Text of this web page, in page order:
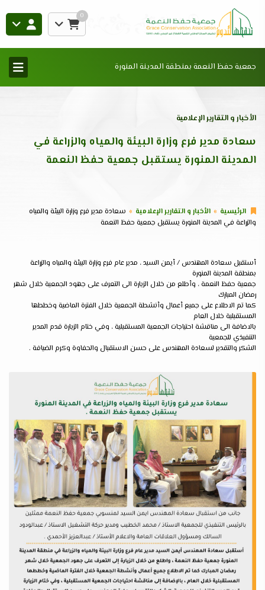
0
جمعية حفظ النعمة بمنطقة المدينة المنورة
الأخبار و التقارير الإعلامية
سعادة مدير فرع وزارة البيئة والمياه والزراعة في
المدينة المنورة يستقبل جمعية حفظ النعمة
الرئيسية الأخبار و التقارير الإعلامية
سعادة مدير فرع وزارة البيئة والمياه
والزراعة في المدينة المنورة يستقبل جمعية حفظ النعمة
أستقبل سعادة المهندس / أيمن السيد ، مدير عام فرع وزارة البيئة والمياه والزراعة
بمنطقة المدينة المنورة
جمعية حفظ النعمة ، وأطلع من خلال الزيارة الى التعرف على جهود الجمعية خلال شهر
رمضان المبارك
كما تم الاطلاع على جميع أعمال وأنشطة الجمعية خلال الفترة الماضية وخططها
المستقبلية خلال العام
بالاضافة الى مناقشة احتياجات الجمعية المستقبلية ، وفي ختام الزيارة قدم المدير
التنفيذي للجمعية
الشكر والتقدير لسعادة المهندس على حسن الاستقبال والحفاوة وكرم الضيافة .